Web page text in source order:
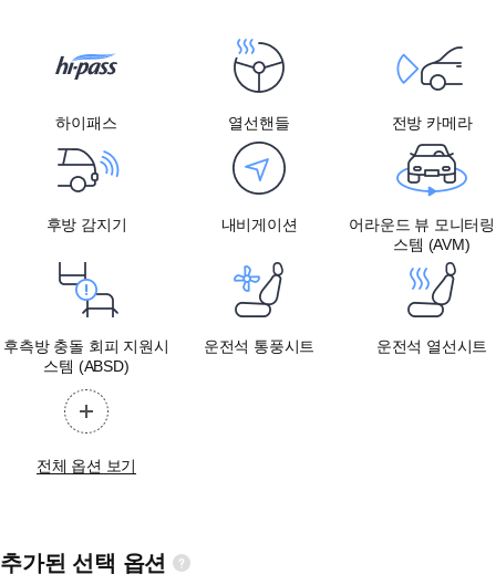
하이패스 열선핸들 전방 카메라
후방 감지기 내비게이션
어라운드 뷰 모니터
스템 (AVM)
후측방 충돌 회피 지원시
스템 (ABSD)
운전석 통풍시트 운전석 열선시트
전체 옵션 보기
추가된 선택 옵션